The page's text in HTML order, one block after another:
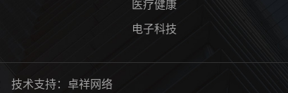
医疗健康
电子科技
技术支持： 卓祥网络